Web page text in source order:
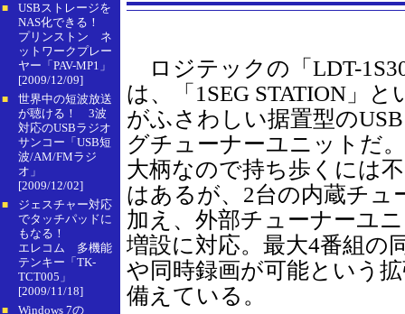
■
USBストレージを
NAS化できる！
プリンストン ネ
ットワークプレー
ヤー「PAV-MP1」
[2009/12/09]
■
世界中の短波放送
が聴ける！ 3波
対応のUSBラジオ
サンコー「USB短
波/AM/FMラジ
オ」
[2009/12/02]
■
ジェスチャー対応
でタッチパッドに
もなる！
エレコム 多機能
テンキー「TK-
TCT005」
[2009/11/18]
■
Windows 7の
ロジテックの「LDT-
は、「1SEG STATION」と
がふさわしい据置型の
グチューナーユニットだ
大柄なので持ち歩くには
はあるが、2台の内蔵チュ
加え、外部チューナーユ
増設に対応。最大4番組の
や同時録画が可能という
備えている。